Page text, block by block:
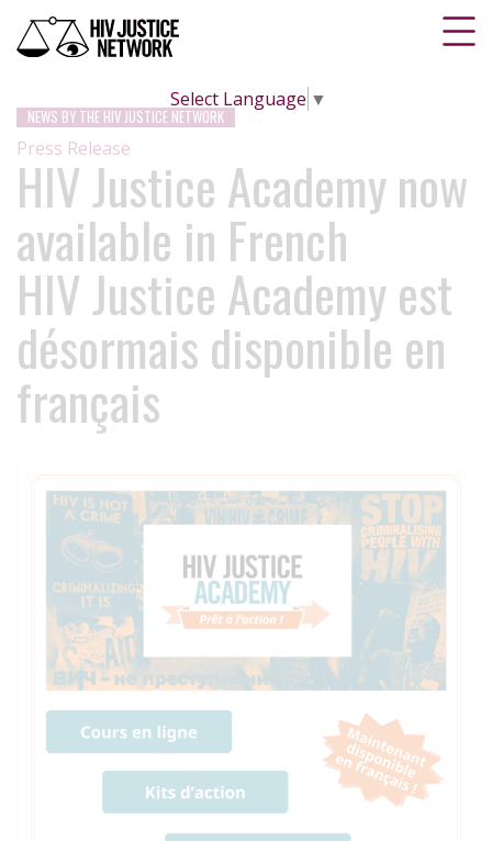
Select Language ▼
NEWS BY THE HIV JUSTICE NETWORK
Press Release
HIV Justice Academy now
available in French
HIV Justice Academy est
désormais disponible en
français